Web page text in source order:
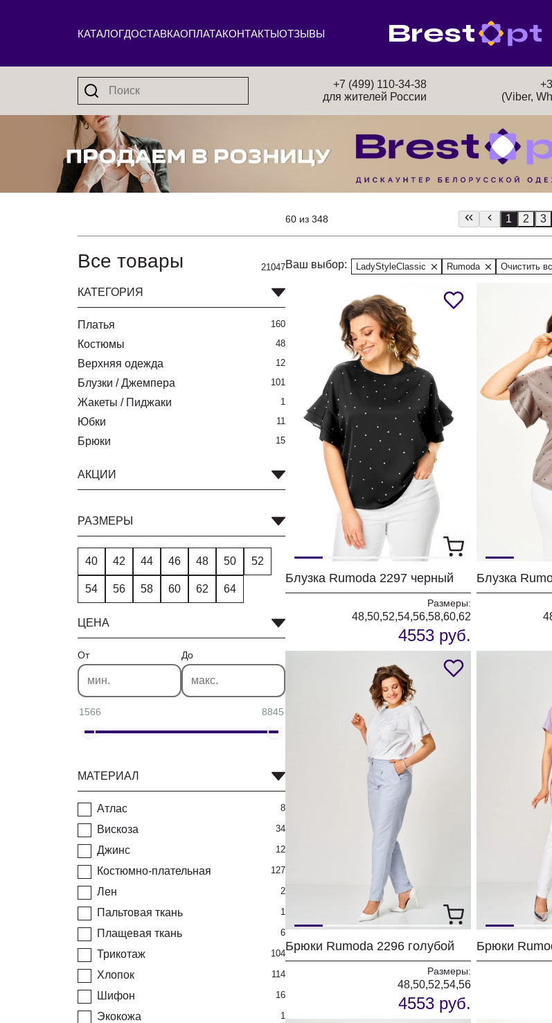
КАТАЛОГДОСТАВКАОПЛАТАКОНТАКТЫОТЗЫВЫ
+7 (499) 110-34-38
для жителей России
(Viber,
60 из 348 1 2 3
Все товары 21047
КАТЕГОРИЯ
Платья 160
Костюмы 48
Верхняя одежда 12
Блузки / Джемпера 101
Жакеты / Пиджаки 1
Юбки 11
Брюки 15
АКЦИИ
РАЗМЕРЫ
40 42 44 46 48 50 52
54 56 58 60 62 64
ЦЕНА
От До
1566 8845
МАТЕРИАЛ
Атлас 8
Вискоза 34
Джинс 12
Костюмно-плательная 127
Лен 2
Пальтовая ткань 1
Плащевая ткань 6
Трикотаж 104
Хлопок 114
Шифон 16
Экокожа 1
Ваш выбор: LadyStyleClassic Rumoda Очистить
Блузка Rumoda 2297 черный
Размеры:
48,50,52,54,56,58,60,62
4553 руб.
Блузка
Брюки Rumoda 2296 голубой
Размеры:
48,50,52,54,56
4553 руб.
Брюки